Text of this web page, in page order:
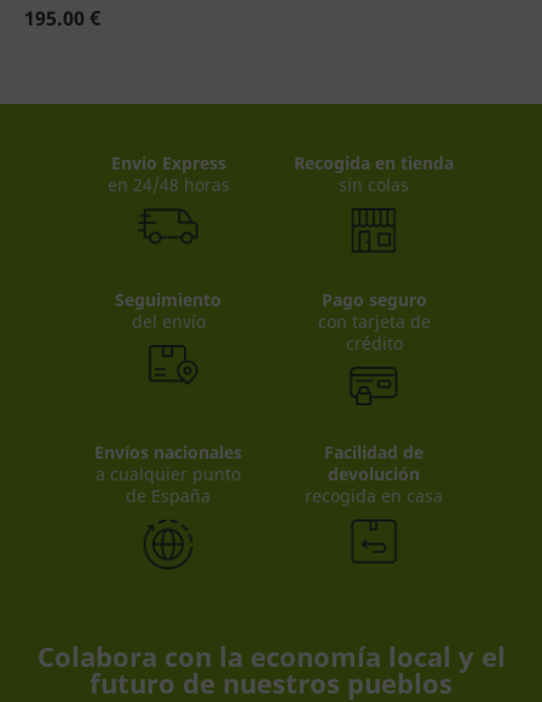
195.00 €
Envio Express
en 24/48 horas
Recogida en tienda
sin colas
Seguimiento
del envío
Pago seguro
con tarjeta de
crédito
Envíos nacionales
a cualquier punto
de España
Facilidad de
devolución
recogida en casa
Colabora con la economía local y el
futuro de nuestros pueblos